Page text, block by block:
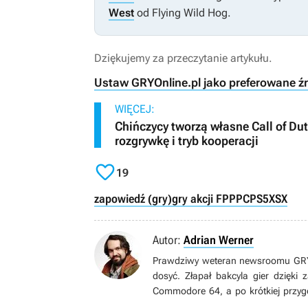
West od Flying Wild Hog.
Dziękujemy za przeczytanie artykułu.
Ustaw GRYOnline.pl jako preferowane
WIĘCEJ:
Chińczycy tworzą własne Call of
rozgrywkę i tryb kooperacji
19
zapowiedź (gry)gry akcji FPPPCPS5XSX
Autor: Adrian Werner
Prawdziwy weteran newsroomu
dosyć. Złapał bakcyla gier dzięki
Commodore 64, a po krótkiej